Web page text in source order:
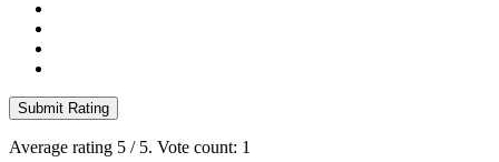
Submit Rating
Average rating 5 / 5. Vote count: 1